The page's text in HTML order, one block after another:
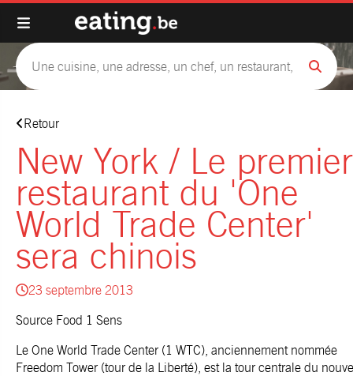
Retour
New York / Le premier
restaurant du 'One
World Trade Center'
sera chinois
23 septembre 2013
Source Food 1 Sens
Le One World Trade Center (1 WTC), anciennement nommée
Freedom Tower (tour de la Liberté), est la tour centrale du